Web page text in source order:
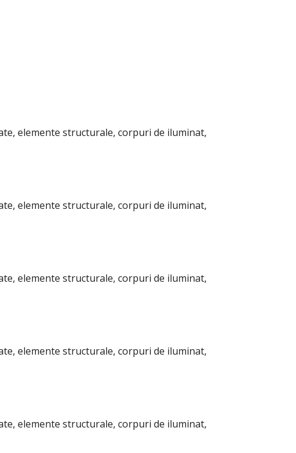
elemente structurale, corpuri de iluminat,
elemente structurale, corpuri de iluminat,
elemente structurale, corpuri de iluminat,
elemente structurale, corpuri de iluminat,
elemente structurale, corpuri de iluminat,